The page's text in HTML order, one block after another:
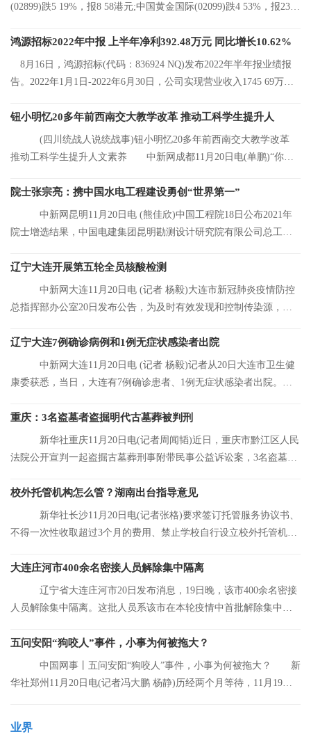
(02899)跌5 19%，报8 58港元;中国黄金国际(02099)跌4 53%，报23 2
鸿源招标2022年中报 上半年净利392.48万元 同比增长10.62%
8月16日，鸿源招标(代码：836924 NQ)发布2022年半年报业绩报
告。2022年1月1日-2022年6月30日，公司实现营业收入1745 69万
钮小明忆20多年前西南交大教学改革 推动工科学生提升人
(四川统战人说统战事)钮小明忆20多年前西南交大教学改革
推动工科学生提升人文素养 中新网成都11月20日电(单鹏)“你们
院士张宗亮：携中国水电工程建设勇创“世界第一”
中新网昆明11月20日电 (熊佳欣)中国工程院18日公布2021年
院士增选结果，中国电建集团昆明勘测设计研究院有限公司总工程
辽宁大连开展第五轮全员核酸检测
中新网大连11月20日电 (记者 杨毅)大连市新冠肺炎疫情防控
总指挥部办公室20日发布公告，为及时有效发现和控制传染源，结
辽宁大连7例确诊病例和1例无症状感染者出院
中新网大连11月20日电 (记者 杨毅)记者从20日大连市卫生健
康委获悉，当日，大连有7例确诊患者、1例无症状感染者出院。目
重庆：3名盗墓者盗掘明代古墓葬被判刑
新华社重庆11月20日电(记者周闻韬)近日，重庆市黔江区人民
法院公开宣判一起盗掘古墓葬刑事附带民事公益诉讼案，3名盗墓者
校外托管机构怎么管？湖南出台指导意见
新华社长沙11月20日电(记者张格)要求签订托管服务协议书、
不得一次性收取超过3个月的费用、禁止学校自行设立校外托管机
大连庄河市400余名密接人员解除集中隔离
辽宁省大连庄河市20日发布消息，19日晚，该市400余名密接
人员解除集中隔离。这批人员系该市在本轮疫情中首批解除集中隔
五问安阳“狗咬人”事件，小事为何被拖大？
中国网事丨五问安阳“狗咬人”事件，小事为何被拖大？ 新
华社郑州11月20日电(记者冯大鹏 杨静)历经两个月等待，11月19日
业界